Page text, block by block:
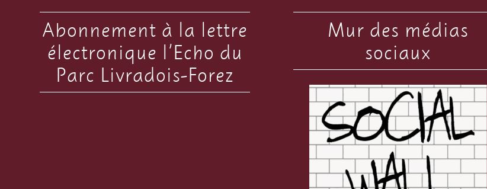
Abonnement à la lettre
électronique l’Echo du
Parc Livradois-Forez
Mur des médias
sociaux